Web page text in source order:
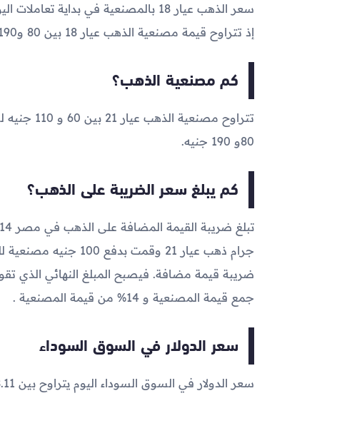
سعر الذهب عيار 18 بالمصنعية في بداية تعاملات اليوم الآن يتراوح ما بين
إذ تتراوح قيمة مصنعية الذهب عيار 18 بين 80 و190 جنيه
كم مصنعية الذهب؟
80و 190 جنيه.
كم يبلغ سعر الضريبة على الذهب؟
جمع قيمة المصنعية و 14% من قيمة المصنعية .
سعر الدولار في السوق السوداء
سعر الدولار في السوق السوداء اليوم يتراوح بين 48.11 و 48.36 جنيه